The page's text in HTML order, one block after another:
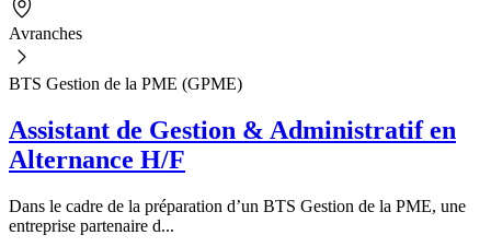
Avranches
BTS Gestion de la PME (GPME)
Assistant de Gestion & Administratif en
Alternance H/F
Dans le cadre de la préparation d’un BTS Gestion de la PME, une
entreprise partenaire d...